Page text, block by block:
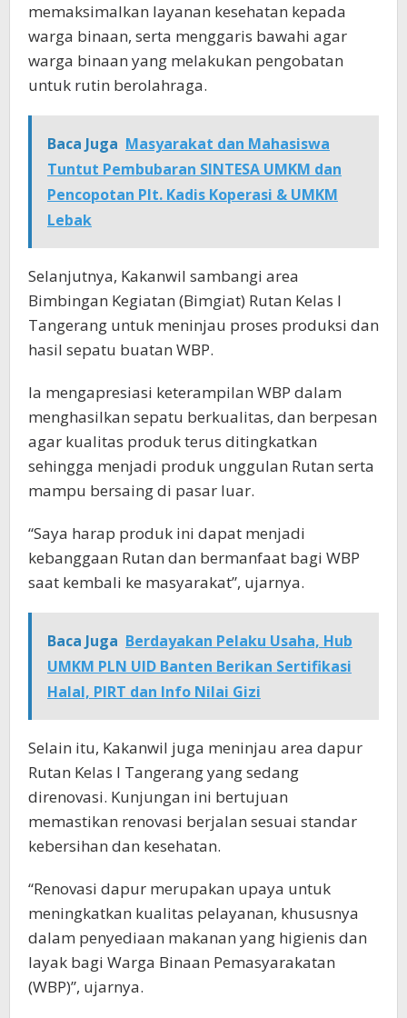
memaksimalkan layanan kesehatan kepada
warga binaan, serta menggaris bawahi agar
warga binaan yang melakukan pengobatan
untuk rutin berolahraga.
Baca Juga Masyarakat dan Mahasiswa
Tuntut Pembubaran SINTESA UMKM dan
Pencopotan Plt. Kadis Koperasi & UMKM
Lebak
Selanjutnya, Kakanwil sambangi area
Bimbingan Kegiatan (Bimgiat) Rutan Kelas I
Tangerang untuk meninjau proses produksi dan
hasil sepatu buatan WBP.
Ia mengapresiasi keterampilan WBP dalam
menghasilkan sepatu berkualitas, dan berpesan
agar kualitas produk terus ditingkatkan
sehingga menjadi produk unggulan Rutan serta
mampu bersaing di pasar luar.
“Saya harap produk ini dapat menjadi
kebanggaan Rutan dan bermanfaat bagi WBP
saat kembali ke masyarakat”, ujarnya.
Baca Juga Berdayakan Pelaku Usaha, Hub
UMKM PLN UID Banten Berikan Sertifikasi
Halal, PIRT dan Info Nilai Gizi
Selain itu, Kakanwil juga meninjau area dapur
Rutan Kelas I Tangerang yang sedang
direnovasi. Kunjungan ini bertujuan
memastikan renovasi berjalan sesuai standar
kebersihan dan kesehatan.
“Renovasi dapur merupakan upaya untuk
meningkatkan kualitas pelayanan, khususnya
dalam penyediaan makanan yang higienis dan
layak bagi Warga Binaan Pemasyarakatan
(WBP)”, ujarnya.